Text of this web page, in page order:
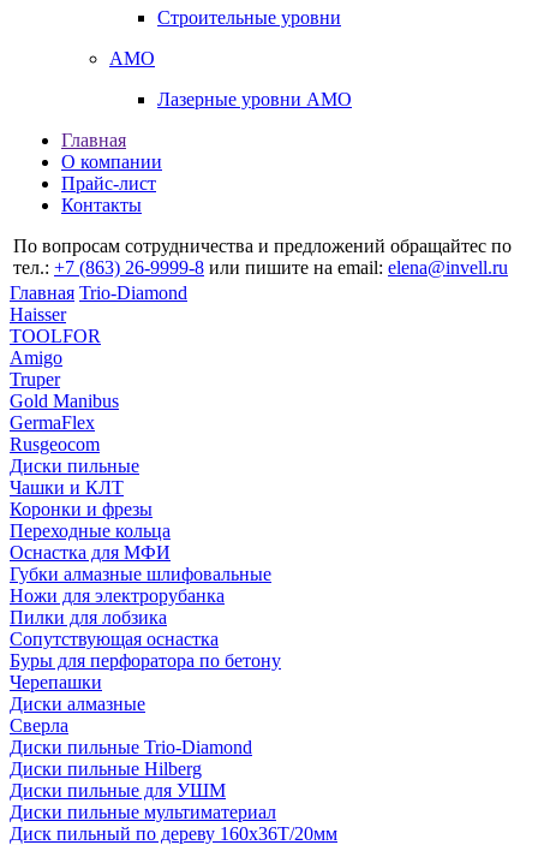
Строительные уровни
AMO
Лазерные уровни AMO
Главная
О компании
Прайс-лист
Контакты
По вопросам сотрудничества и предложений обращайтес по
тел.: +7 (863) 26‐9999‐8 или пишите на email: elena@invell.ru
Главная Trio-Diamond
Haisser
TOOLFOR
Amigo
Truper
Gold Manibus
GermaFlex
Rusgeocom
Диски пильные
Чашки и КЛТ
Коронки и фрезы
Переходные кольца
Оснастка для МФИ
Губки алмазные шлифовальные
Ножи для электрорубанка
Пилки для лобзика
Сопутствующая оснастка
Буры для перфоратора по бетону
Черепашки
Диски алмазные
Сверла
Диски пильные Trio-Diamond
Диски пильные Hilberg
Диски пильные для УШМ
Диски пильные мультиматериал
Диск пильный по дереву 160x36T/20мм